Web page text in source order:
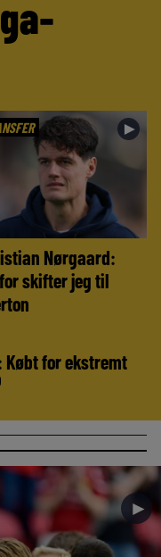
►
Nørgaard:
skifter jeg til
for ekstremt
►